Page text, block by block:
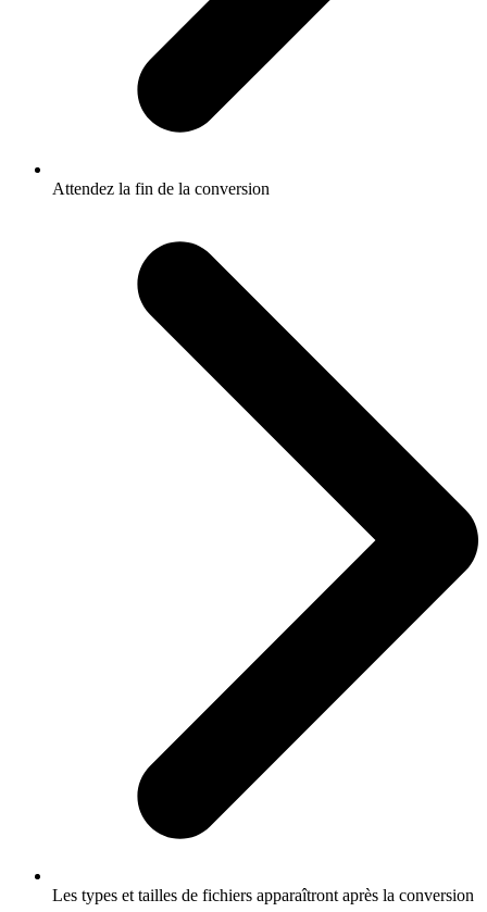
Attendez la fin de la conversion
Les types et tailles de fichiers apparaîtront après la conversion